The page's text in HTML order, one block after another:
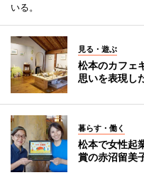
いる。
見る・遊ぶ
松本のカフェ
思いを表現し
暮らす・働く
松本で女性
賞の赤沼留美